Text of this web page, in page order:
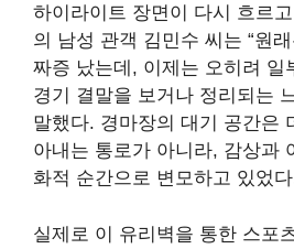
하이라이트 장면이 다시 흐르
의 남성 관객 김민수 씨는 “원
짜증 났는데, 이제는 오히려 일
경기 결말을 보거나 정리되는
말했다. 경마장의 대기 공간은
아내는 통로가 아니라, 감상과
화적 순간으로 변모하고 있었
실제로 이 유리벽을 통한 스포